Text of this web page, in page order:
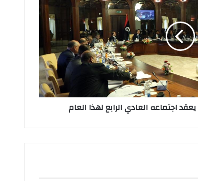
اجتماعه العادي الرابع لهذا العام